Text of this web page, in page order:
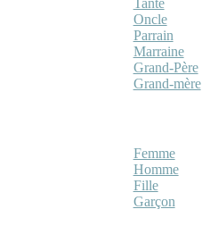
Oncle
Parrain
Marraine
Grand-Père
Grand-mère
Femme
Homme
Fille
Garçon